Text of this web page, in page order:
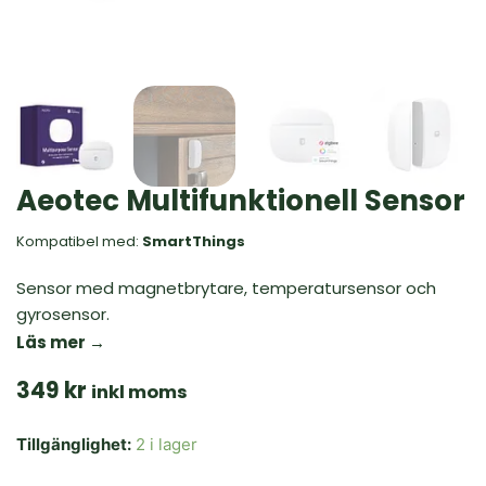
Aeotec Multifunktionell Sensor
Kompatibel med: SmartThings
Sensor med magnetbrytare, temperatursensor och
gyrosensor.
Läs mer →
349 kr inkl moms
Tillgänglighet: 2 i lager
Aeotec